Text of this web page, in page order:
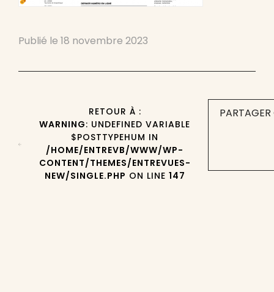
Publié le 18 novembre 2023
RETOUR À :
WARNING: UNDEFINED VARIABLE
$POSTTYPEHUM IN
/HOME/ENTREVB/WWW/WP-
CONTENT/THEMES/ENTREVUES-
NEW/SINGLE.PHP ON LINE 147